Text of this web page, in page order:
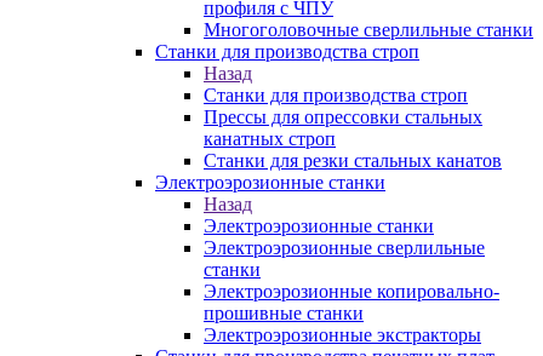
профиля с ЧПУ
Многоголовочные сверлильные станки
Станки для производства строп
Назад
Станки для производства строп
Прессы для опрессовки стальных
канатных строп
Станки для резки стальных канатов
Электроэрозионные станки
Назад
Электроэрозионные станки
Электроэрозионные сверлильные
станки
Электроэрозионные копировально-
прошивные станки
Электроэрозионные экстракторы